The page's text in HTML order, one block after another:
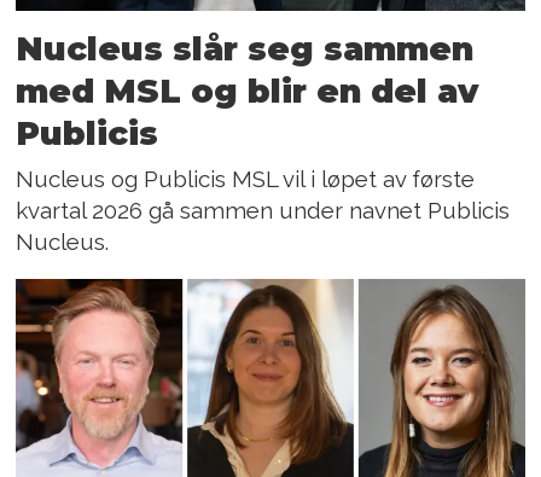
Nucleus slår seg sammen
med MSL og blir en del av
Publicis
Nucleus og Publicis MSL vil i løpet av første
kvartal 2026 gå sammen under navnet Publicis
Nucleus.